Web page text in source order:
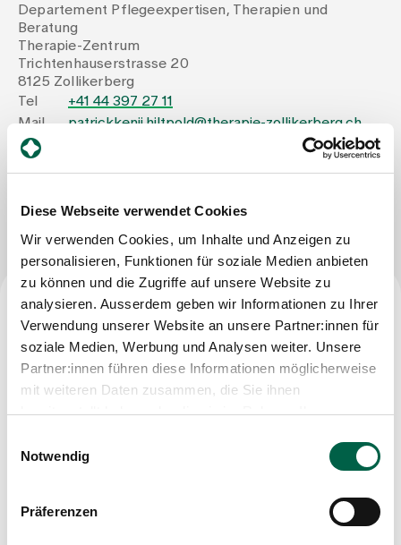
Diese Webseite verwendet Cookies
Wir verwenden Cookies, um Inhalte und Anzeigen zu
personalisieren, Funktionen für soziale Medien anbieten
zu können und die Zugriffe auf unsere Website zu
analysieren. Ausserdem geben wir Informationen zu Ihrer
Verwendung unserer Website an unsere Partner:innen für
soziale Medien, Werbung und Analysen weiter. Unsere
Partner:innen führen diese Informationen möglicherweise
mit weiteren Daten zusammen, die Sie ihnen
bereitgestellt haben oder die sie im Rahmen Ihrer
Notwendig
Präferenzen
Events
About us
Latest news
Jobs & Career
Contact us
Baby gallery
Blog
Media
Publications
Departement Pflegeexpertisen, Therapien und
Beratung
Therapie-Zentrum
Trichtenhauserstrasse 20
8125 Zollikerberg
Tel
+41 44 397 27 11
Mail
patrickkenji.hiltpold@therapie-zollikerberg.ch
Profession
Physiotherapist BSc
Pulmonary rehabilitation therapist IGPTR-P